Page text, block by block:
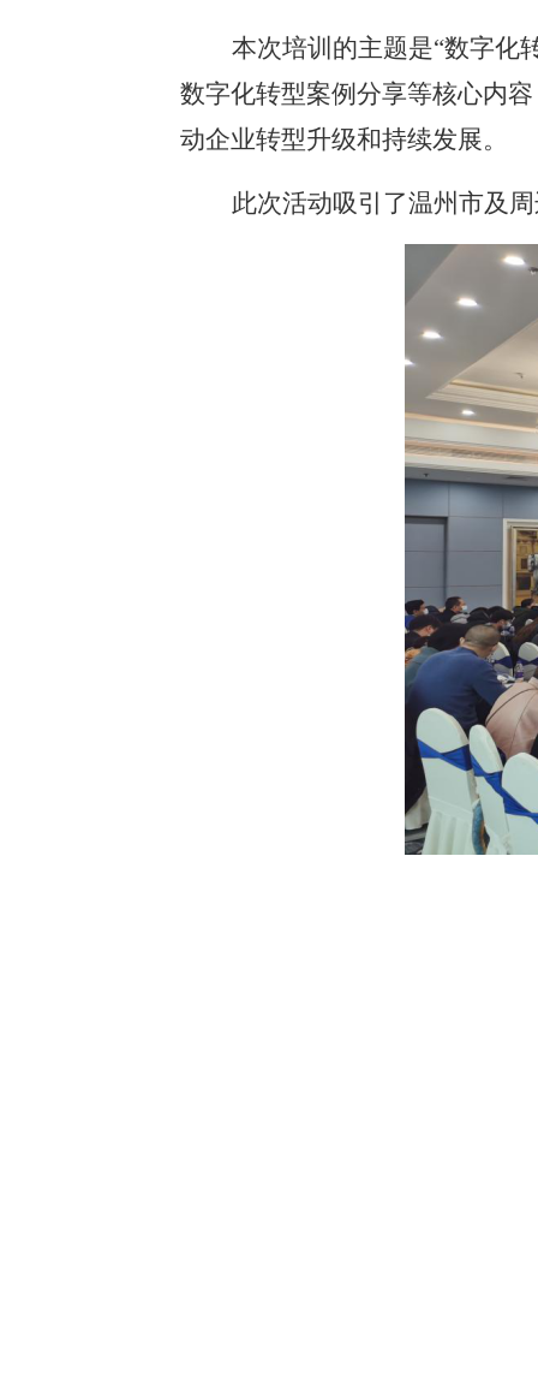
本次培训的主题是“数字化
数字化转型案例分享等核心内
动企业转型升级和持续发展。
此次活动吸引了温州市及